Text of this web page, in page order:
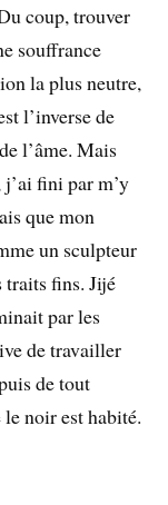
coup, trouver
souffrance
la plus neutre,
l’inverse de
l’âme. Mais
fini par m’y
que mon
un sculpteur
traits fins. Jijé
par les
de travailler
de tout
noir est habité.